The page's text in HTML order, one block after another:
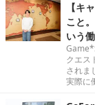
【キ
こと
いう
クエス
されま
実際に